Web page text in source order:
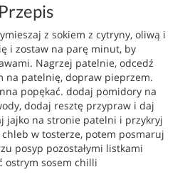
Przepis
z sokiem z cytryny, oliwą i
i zostaw na parę minut, by
Nagrzej patelnie, odcedź
na patelnię, dopraw pieprzem.
popękać. dodaj pomidory na
dodaj resztę przypraw i daj
jajko na stronie patelni i przykryj
chleb w tosterze, potem posmaruj
posyp pozostałymi listkami
ostrym sosem chilli